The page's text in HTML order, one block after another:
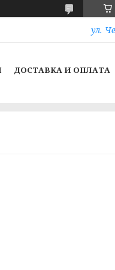
ул.
ДОСТАВКА И ОПЛАТА